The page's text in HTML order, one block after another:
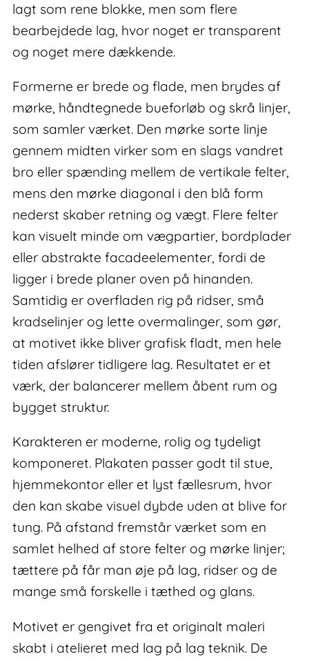
lagt som rene blokke, men som flere
bearbejdede lag, hvor noget er transparent
og noget mere dækkende.
Formerne er brede og flade, men brydes af
mørke, håndtegnede bueforløb og skrå linjer,
som samler værket. Den mørke sorte linje
gennem midten virker som en slags vandret
bro eller spænding mellem de vertikale felter,
mens den mørke diagonal i den blå form
nederst skaber retning og vægt. Flere felter
kan visuelt minde om vægpartier, bordplader
eller abstrakte facadeelementer, fordi de
ligger i brede planer oven på hinanden.
Samtidig er overfladen rig på ridser, små
kradselinjer og lette overmalinger, som gør,
at motivet ikke bliver grafisk fladt, men hele
tiden afslører tidligere lag. Resultatet er et
værk, der balancerer mellem åbent rum og
bygget struktur.
Karakteren er moderne, rolig og tydeligt
komponeret. Plakaten passer godt til stue,
hjemmekontor eller et lyst fællesrum, hvor
den kan skabe visuel dybde uden at blive for
tung. På afstand fremstår værket som en
samlet helhed af store felter og mørke linjer;
tættere på får man øje på lag, ridser og de
mange små forskelle i tæthed og glans.
Motivet er gengivet fra et originalt maleri
skabt i atelieret med lag på lag teknik. De